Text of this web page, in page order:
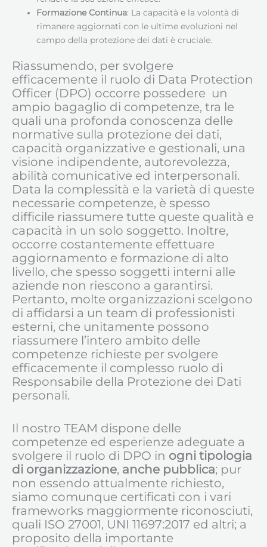
Formazione Continua: La capacità e la volontà di
rimanere aggiornati con le ultime evoluzioni nel
campo della protezione dei dati è cruciale.
Riassumendo, per svolgere
efficacemente il ruolo di Data Protection
Officer (DPO) occorre possedere un
ampio bagaglio di competenze, tra le
quali una profonda conoscenza delle
normative sulla protezione dei dati,
capacità organizzative e gestionali, una
visione indipendente, autorevolezza,
abilità comunicative ed interpersonali.
Data la complessità e la varietà di queste
necessarie competenze, è spesso
difficile riassumere tutte queste qualità e
capacità in un solo soggetto. Inoltre,
occorre costantemente effettuare
aggiornamento e formazione di alto
livello, che spesso soggetti interni alle
aziende non riescono a garantirsi.
Pertanto, molte organizzazioni scelgono
di affidarsi a un team di professionisti
esterni, che unitamente possono
riassumere l’intero ambito delle
competenze richieste per svolgere
efficacemente il complesso ruolo di
Responsabile della Protezione dei Dati
personali.
Il nostro TEAM dispone delle
competenze ed esperienze adeguate a
svolgere il ruolo di DPO in ogni tipologia
di organizzazione, anche pubblica; pur
non essendo attualmente richiesto,
siamo comunque certificati con i vari
frameworks maggiormente riconosciuti,
quali ISO 27001, UNI 11697:2017 ed altri; a
proposito della importante